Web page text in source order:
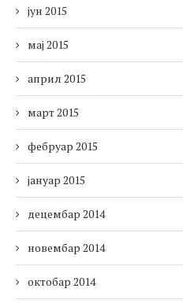
јун 2015
мај 2015
април 2015
март 2015
фебруар 2015
јануар 2015
децембар 2014
новембар 2014
октобар 2014